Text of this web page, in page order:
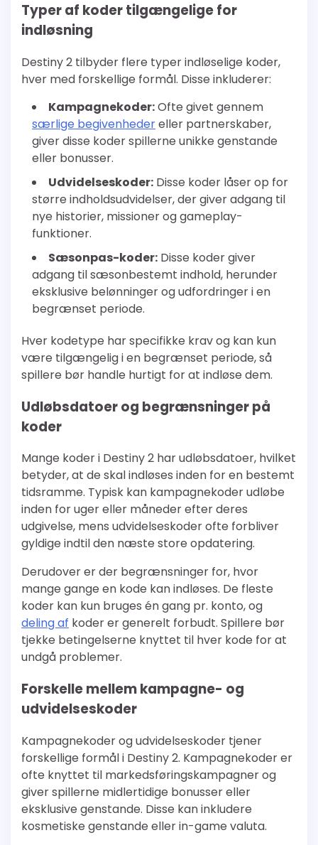
Typer af koder tilgængelige for
indløsning
Destiny 2 tilbyder flere typer indløselige koder,
hver med forskellige formål. Disse inkluderer:
Kampagnekoder:Ofte givet gennem
særlige begivenhedereller partnerskaber,
giver disse koder spillerne unikke genstande
eller bonusser.
Udvidelseskoder: Disse koder låser op for
større indholdsudvidelser, der giver adgang til
nye historier, missioner og gameplay-
funktioner.
Sæsonpas-koder: Disse koder giver
adgang til sæsonbestemt indhold, herunder
eksklusive belønninger og udfordringer i en
begrænset periode.
Hver kodetype har specifikke krav og kan kun
være tilgængelig i en begrænset periode, så
spillere bør handle hurtigt for at indløse dem.
Udløbsdatoer og begrænsninger på
koder
Mange koder i Destiny 2 har udløbsdatoer, hvilket
betyder, at de skal indløses inden for en bestemt
tidsramme. Typisk kan kampagnekoder udløbe
inden for uger eller måneder efter deres
udgivelse, mens udvidelseskoder ofte forbliver
gyldige indtil den næste store opdatering.
Derudover er der begrænsninger for, hvor
mange gange en kode kan indløses. De fleste
koder kan kun bruges én gang pr. konto, og
deling af koder er generelt forbudt. Spillere bør
tjekke betingelserne knyttet til hver kode for at
undgå problemer.
Forskelle mellem kampagne- og
udvidelseskoder
Kampagnekoder og udvidelseskoder tjener
forskellige formål i Destiny 2. Kampagnekoder er
ofte knyttet til markedsføringskampagner og
giver spillerne midlertidige bonusser eller
eksklusive genstande. Disse kan inkludere
kosmetiske genstande eller in-game valuta.